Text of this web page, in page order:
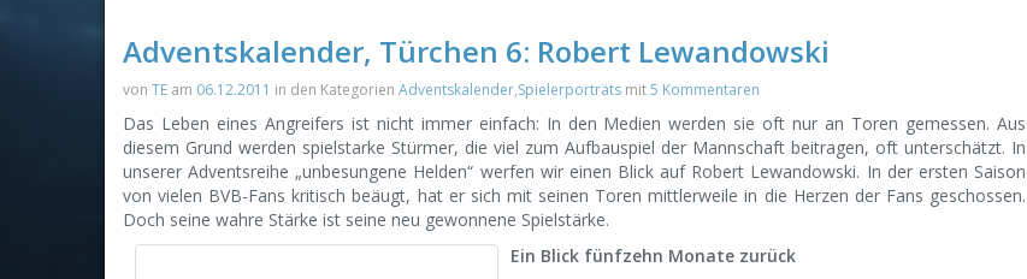
Adventskalender, Türchen 6: Robert Lewandowski
von TE am 06.12.2011 in den Kategorien Adventskalender,Spielerporträts mit5 Kommentaren
Das Leben eines Angreifers ist nicht immer einfach: In den Medien werden sie oft nur an Toren gemessen. Aus
diesem Grund werden spielstarke Stürmer, die viel zum Aufbauspiel der Mannschaft beitragen, oft unterschätzt. In
unserer Adventsreihe „unbesungene Helden“ werfen wir einen Blick auf Robert Lewandowski. In der ersten Saison
von vielen BVB-Fans kritisch beäugt, hat er sich mit seinen Toren mittlerweile in die Herzen der Fans geschossen.
Doch seine wahre Stärke ist seine neu gewonnene Spielstärke.
Ein Blick fünfzehn Monate zurück